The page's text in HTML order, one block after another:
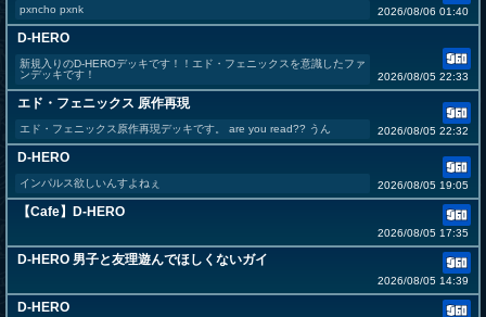
pxncho pxnk 2026/08/06 01:40
D-HERO
新規入りのD-HEROデッキです！！エド・フェニックスを意識したファ
ンデッキです！
2026/08/05 22:33
エド・フェニックス 原作再現
エド・フェニックス原作再現デッキです。 are you read?? うん 2026/08/05 22:32
D-HERO
インパルス欲しいんすよねぇ 2026/08/05 19:05
【Cafe】D-HERO
2026/08/05 17:35
D-HERO 男子と友理遊んでほしくないガイ
2026/08/05 14:39
D-HERO